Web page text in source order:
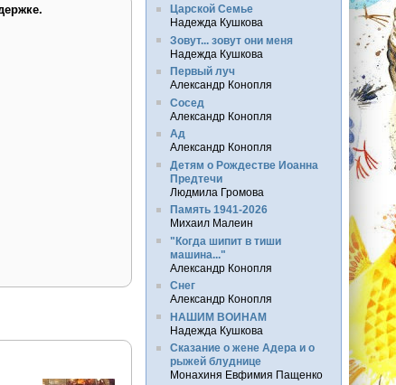
Царской Семье
Надежда Кушкова
Зовут... зовут они меня
Надежда Кушкова
Первый луч
Александр Конопля
Сосед
Александр Конопля
Ад
Александр Конопля
Детям о Рождестве Иоанна
Предтечи
Людмила Громова
Память 1941-2026
Михаил Малеин
"Когда шипит в тиши
машина..."
Александр Конопля
Снег
Александр Конопля
НАШИМ ВОИНАМ
Надежда Кушкова
Сказание о жене Адера и о
рыжей блуднице
Монахиня Евфимия Пащенко